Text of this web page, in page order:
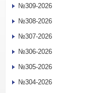
№309-2026
№308-2026
№307-2026
№306-2026
№305-2026
№304-2026